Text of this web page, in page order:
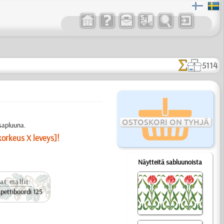
5114
OSTOSKORI ON TYHJÄ
Näytteitä sabluunoista
X leveys]!
mallit:
125